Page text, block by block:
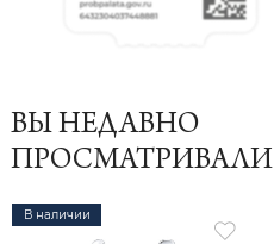
ВЫ НЕДАВНО
ПРОСМАТРИВАЛИ
В наличии